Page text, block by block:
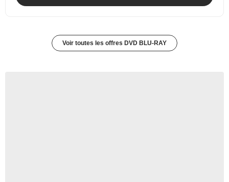
Voir toutes les offres DVD BLU-RAY